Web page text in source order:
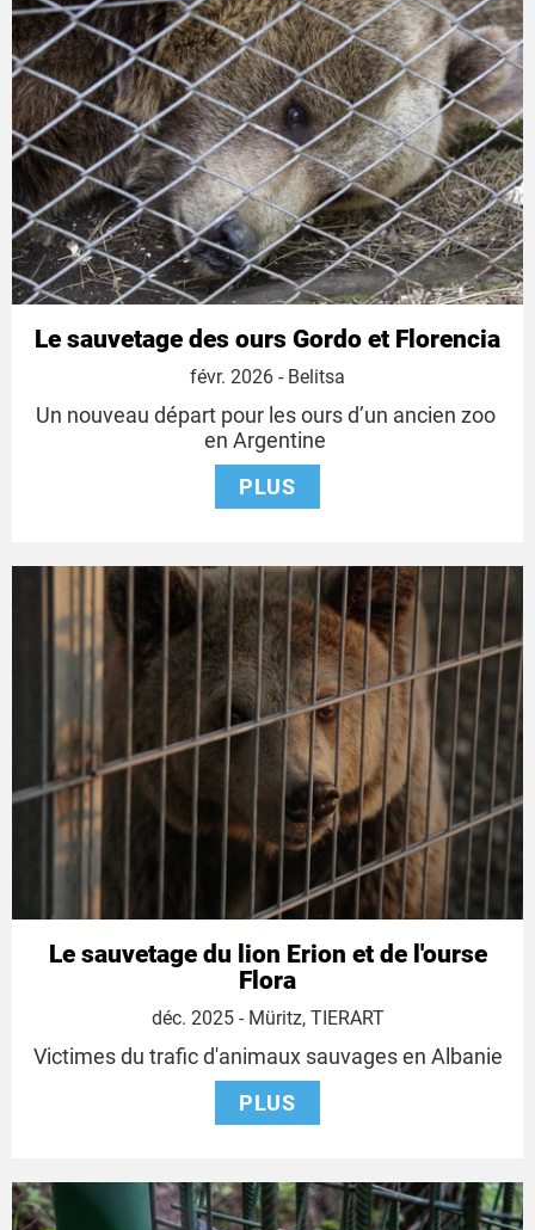
Le sauvetage des ours Gordo et Florencia
1
2026
févr. 2026 - Belitsa
Un nouveau départ pour les ours d’un ancien zoo
en Argentine
PLUS
Le sauvetage du lion Erion et de l'ourse
Flora
17
décembre
2025
déc. 2025- Müritz, TIERART
Victimes du trafic d'animaux sauvages en Albanie
PLUS